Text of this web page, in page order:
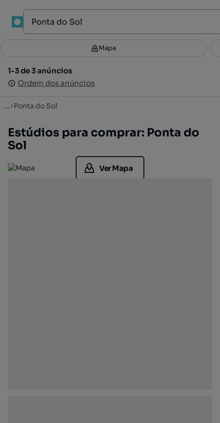
Filtros 2
1-3 de 3 anúncios
Ordem dos anúncios
Mapa
1-3 de 3 anúncios
Ordem dos anúncios
... Ponta do Sol
Estúdios para comprar: Ponta do
Sol
Ver Mapa